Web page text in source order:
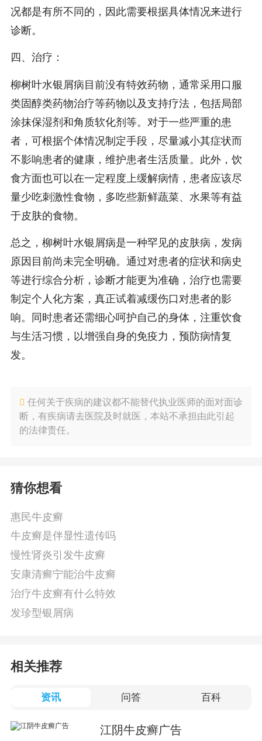
况都是有所不同的，因此需要根据具体情况来进行
诊断。
四、治疗：
柳树叶水银屑病目前没有特效药物，通常采用口服
类固醇类药物治疗等药物以及支持疗法，包括局部
涂抹保湿剂和角质软化剂等。对于一些严重的患
者，可根据个体情况制定手段，尽量减小其症状而
不影响患者的健康，维护患者生活质量。此外，饮
食方面也可以在一定程度上缓解病情，患者应该尽
量少吃刺激性食物，多吃些新鲜蔬菜、水果等有益
于皮肤的食物。
总之，柳树叶水银屑病是一种罕见的皮肤病，发病
原因目前尚未完全明确。通过对患者的症状和病史
等进行综合分析，诊断才能更为准确，治疗也需要
制定个人化方案，真正试着减缓伤口对患者的影
响。同时患者还需细心呵护自己的身体，注重饮食
与生活习惯，以增强自身的免疫力，预防病情复
发。
任何关于疾病的建议都不能替代执业医师的面对面诊
断，有疾病请去医院及时就医，本站不承担由此引起
的法律责任。
猜你想看
惠民牛皮癣
牛皮癣是伴显性遗传吗
慢性肾炎引发牛皮癣
安康清癣宁能治牛皮癣
治疗牛皮癣有什么特效
发珍型银屑病
相关推荐
资讯 问答 百科
江阴牛皮癣广告